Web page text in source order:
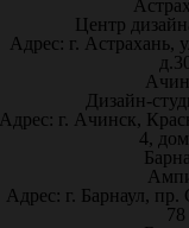
Центр
Адрес: г. Астрахань,
Дизайн-
Адрес: г. Ачинск,
4,
Адрес: г. Барнаул,
78